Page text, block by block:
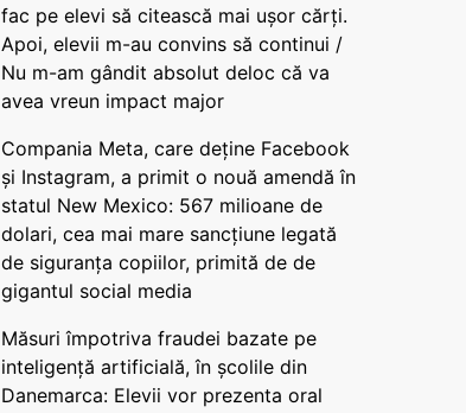
fac pe elevi să citească mai ușor cărți.
Apoi, elevii m-au convins să continui /
Nu m-am gândit absolut deloc că va
avea vreun impact major
Compania Meta, care deține Facebook
și Instagram, a primit o nouă amendă în
statul New Mexico: 567 milioane de
dolari, cea mai mare sancțiune legată
de siguranța copiilor, primită de de
gigantul social media
Măsuri împotriva fraudei bazate pe
inteligență artificială, în școlile din
Danemarca: Elevii vor prezenta oral